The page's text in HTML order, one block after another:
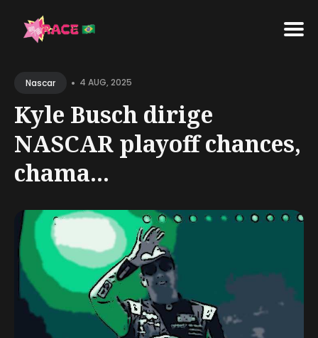
forNascar • 4 AUG, 2025
Kyle Busch dirige
NASCAR playoff chances,
chama...